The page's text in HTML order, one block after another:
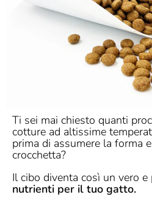
Ti sei mai chiesto quanti
cotture ad altissime
prima di assumere la forma
crocchetta?
Il cibo diventa così un vero e
nutrienti per il tuo gatto.